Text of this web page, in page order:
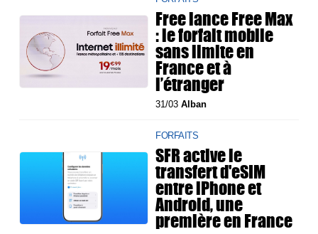
Free lance Free Max
: le forfait mobile
sans limite en
France et à
l’étranger
31/03Alban
FORFAITS
SFR active le
transfert d'eSIM
entre iPhone et
Android, une
première en France